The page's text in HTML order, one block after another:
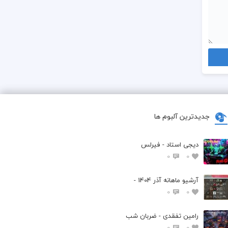
جدیدترین آلبوم ها
دیجی استاد - فیرلس
0
0
آرشیو ماهانه آذر 1404 -
0
0
رامین تفقدی - ضربان شب